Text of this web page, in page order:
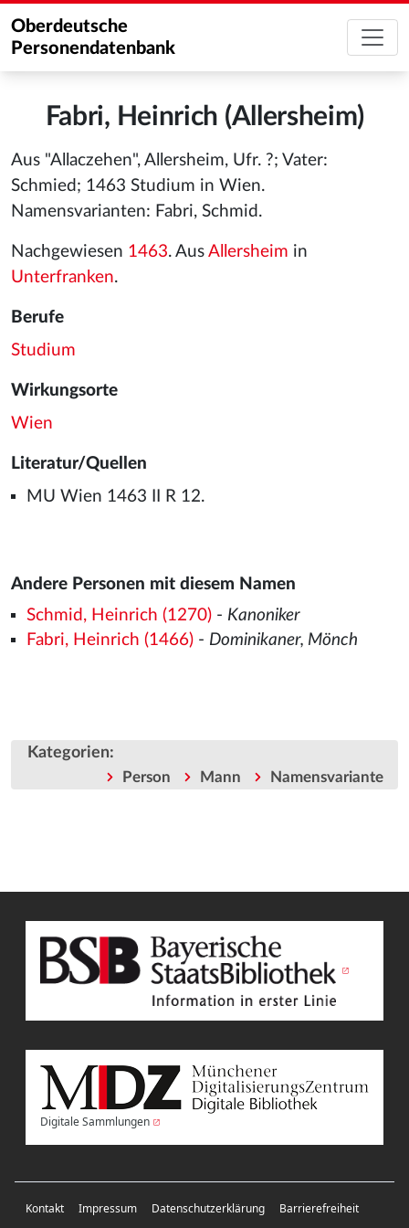
Oberdeutsche
Personendatenbank
Fabri, Heinrich (Allersheim)
Aus "Allaczehen", Allersheim, Ufr. ?; Vater:
Schmied; 1463 Studium in Wien.
Namensvarianten: Fabri, Schmid.
Nachgewiesen 1463. Aus Allersheim in
Unterfranken.
Berufe
Studium
Wirkungsorte
Wien
Literatur/Quellen
MU Wien 1463 II R 12.
Andere Personen mit diesem Namen
Schmid, Heinrich (1270)- Kanoniker
Fabri, Heinrich (1466)- Dominikaner, Mönch
Kategorien:
Person Mann Namensvariante
Digitale Sammlungen
Kontakt Impressum Datenschutzerklärung Barrierefreiheit